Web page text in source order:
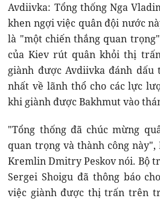
Avdiivka: Tổng thống Nga
khen ngợi việc quân đội nước
là "một chiến thắng quan
của Kiev rút quân khỏi thị
giành được Avdiivka đánh dấu
nhất về lãnh thổ cho các lực
khi giành được Bakhmut vào
"Tổng thống đã chúc mừng
quan trọng và thành công
Kremlin Dmitry Peskov nói. Bộ
Sergei Shoigu đã thông báo
việc giành được thị trấn trên